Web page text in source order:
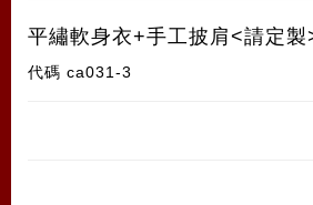
平繡軟身衣+手工披肩<請定製
代碼 ca031-3